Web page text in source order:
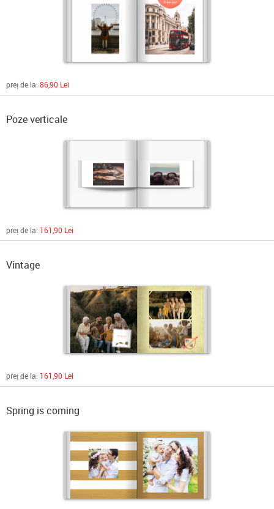
preț de la: 86,90 Lei
Poze verticale
preț de la: 161,90 Lei
Vintage
preț de la: 161,90 Lei
Spring is coming